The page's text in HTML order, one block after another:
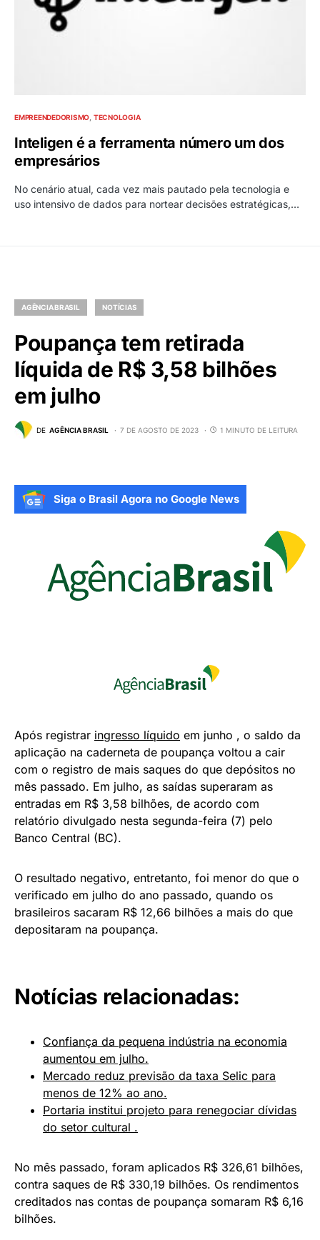
EMPREENDEDORISMO TECNOLOGIA
Inteligen é a ferramenta número um dos
empresários
No cenário atual, cada vez mais pautado pela tecnologia e
uso intensivo de dados para nortear decisões estratégicas,…
AGÊNCIA BRASIL NOTÍCIAS
Poupança tem retirada
líquida de R$ 3,58 bilhões
em julho
DE AGÊNCIA BRASIL 7 DE AGOSTO DE 2023 1 MINUTO DE LEITURA
Siga o Brasil Agora no Google News
Após registrar ingresso líquido em junho , o saldo da
aplicação na caderneta de poupança voltou a cair
com o registro de mais saques do que depósitos no
mês passado. Em julho, as saídas superaram as
entradas em R$ 3,58 bilhões, de acordo com
relatório divulgado nesta segunda-feira (7) pelo
Banco Central (BC).
O resultado negativo, entretanto, foi menor do que o
verificado em julho do ano passado, quando os
brasileiros sacaram R$ 12,66 bilhões a mais do que
depositaram na poupança.
Notícias relacionadas:
Confiança da pequena indústria na economia
aumentou em julho.
Mercado reduz previsão da taxa Selic para
menos de 12% ao ano.
Portaria institui projeto para renegociar dívidas
do setor cultural .
No mês passado, foram aplicados R$ 326,61 bilhões,
contra saques de R$ 330,19 bilhões. Os rendimentos
creditados nas contas de poupança somaram R$ 6,16
bilhões.